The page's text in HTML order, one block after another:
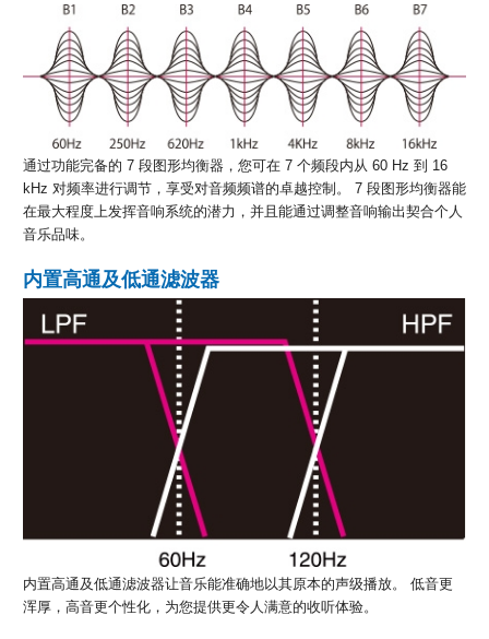
通过功能完备的 7 段图形均衡器，您可在 7 个频段内从 60 Hz 到 16
kHz 对频率进行调节，享受对音频频谱的卓越控制。 7 段图形均衡器能
在最大程度上发挥音响系统的潜力，并且能通过调整音响输出契合个人
音乐品味。
内置高通及低通滤波器
内置高通及低通滤波器让音乐能准确地以其原本的声级播放。 低音更
浑厚，高音更个性化，为您提供更令人满意的收听体验。